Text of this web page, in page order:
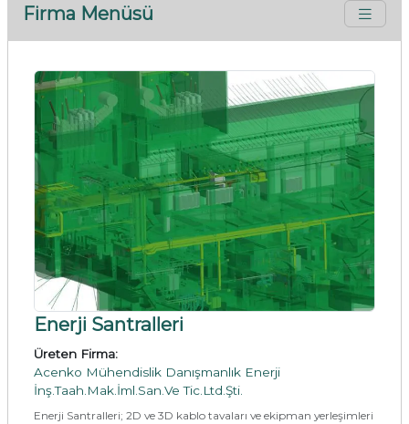
Firma Menüsü
Enerji Santralleri
Üreten Firma:
Acenko Mühendislik Danışmanlık Enerji
İnş.Taah.Mak.İml.San.Ve Tic.Ltd.Şti.
Enerji Santralleri; 2D ve 3D kablo tavaları ve ekipman yerleşimleri